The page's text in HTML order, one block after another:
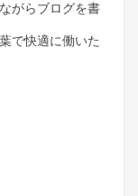
がらブログを書
で快適に働いた